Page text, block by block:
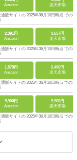
Amazon
楽天市場
販サイトの 2025年06月10日時点 での税
2,391円
Amazon
3,657円
楽天市場
販サイトの 2025年06月10日時点 での税
1,579円
Amazon
2,490円
楽天市場
販サイトの 2025年06月10日時点 での税
9,900円
Amazon
9,900円
楽天市場
販サイトの 2025年06月10日時点 での税